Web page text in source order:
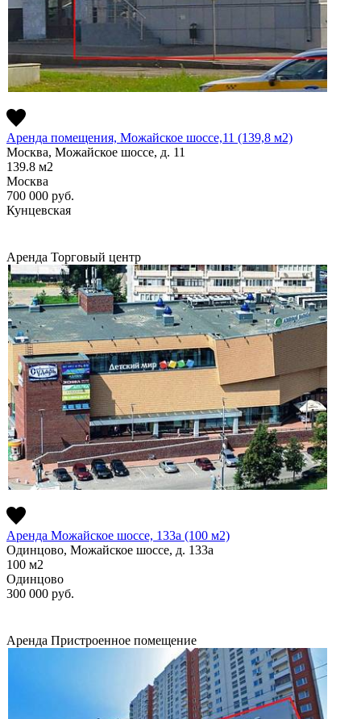
Аренда помещения, Можайское шоссе,11 (139,8 м2)
Москва, Можайское шоссе, д. 11
139.8 м2
Москва
700 000 руб.
Кунцевская
Аренда Торговый центр
Аренда Можайское шоссе, 133а (100 м2)
Одинцово, Можайское шоссе, д. 133а
100 м2
Одинцово
300 000 руб.
Аренда Пристроенное помещение